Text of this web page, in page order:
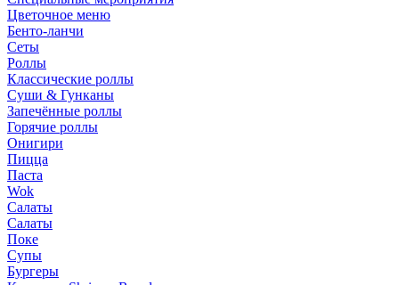
Цветочное меню
Бенто-ланчи
Сеты
Роллы
Классические роллы
Суши & Гунканы
Запечённые роллы
Горячие роллы
Онигири
Пицца
Паста
Wok
Салаты
Салаты
Поке
Супы
Бургеры